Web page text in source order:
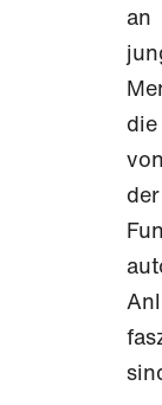
an
die
der